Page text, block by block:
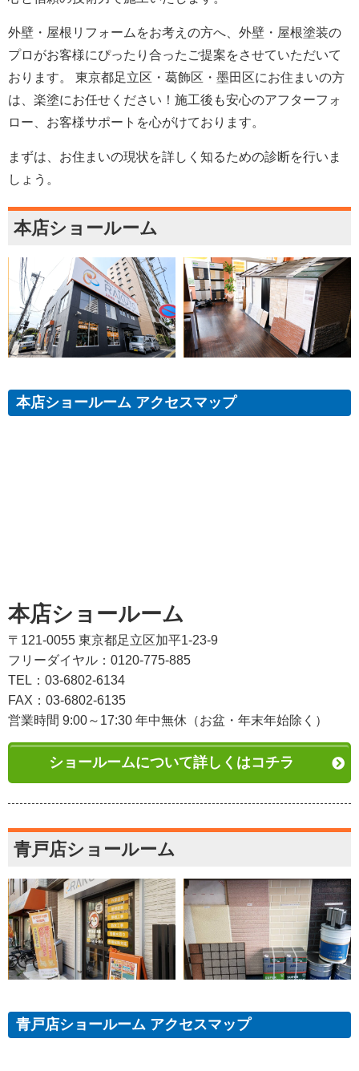
外壁・屋根リフォームをお考えの方へ、外壁・屋根塗装の
プロがお客様にぴったり合ったご提案をさせていただいて
おります。 東京都足立区・葛飾区・墨田区にお住まいの方
は、楽塗にお任せください！施工後も安心のアフターフォ
ロー、お客様サポートを心がけております。
まずは、お住まいの現状を詳しく知るための診断を行いま
しょう。
本店ショールーム
本店ショールーム アクセスマップ
本店ショールーム
〒121-0055 東京都足立区加平1-23-9
フリーダイヤル：0120-775-885
TEL：03-6802-6134
FAX：03-6802-6135
営業時間 9:00～17:30 年中無休（お盆・年末年始除く）
ショールームについて詳しくはコチラ
青戸店ショールーム
青戸店ショールーム アクセスマップ